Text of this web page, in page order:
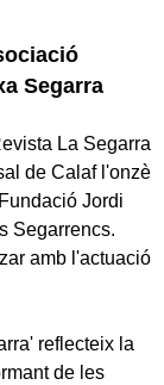
Segarra
La Segarra
de Calaf l'onzè
Jordi
Segarrencs.
amb l'actuació
reflecteix la
de les